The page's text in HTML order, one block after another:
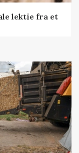
lektie fra et